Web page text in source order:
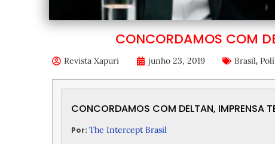
CONCORDAMOS COM
Revista Xapuri junho 23, 2019 Brasil,
CONCORDAMOS COM DELTAN, IMPRENSA
Por: The Intercept Brasil